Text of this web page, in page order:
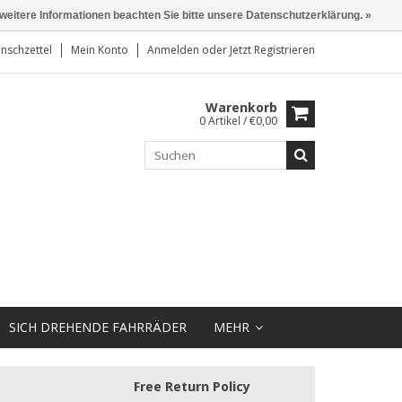
Mein Konto Anmelden oder Jetzt Registrieren
Warenkorb
0 Artikel / €0,00
SICH DREHENDE FAHRRÄDER MEHR
Free Return Policy
Informationen beachten Sie bitte unsere Datenschutzerklärung. »